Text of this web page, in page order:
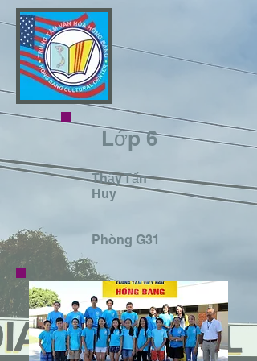
Lớp 6
Thầy Tấn
Huy
​Phòng G31